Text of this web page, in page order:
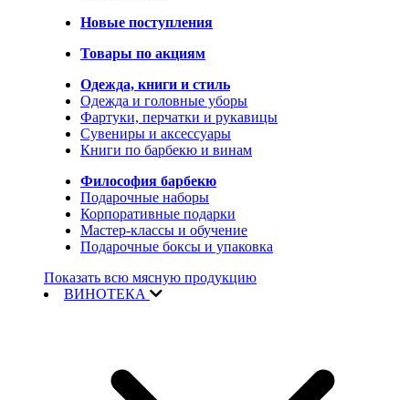
Новые поступления
Товары по акциям
Одежда, книги и стиль
Одежда и головные уборы
Фартуки, перчатки и рукавицы
Сувениры и аксессуары
Книги по барбекю и винам
Философия барбекю
Подарочные наборы
Корпоративные подарки
Мастер-классы и обучение
Подарочные боксы и упаковка
Показать всю мясную продукцию
ВИНОТЕКА